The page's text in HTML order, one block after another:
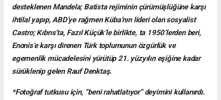
desteklenen Mandela; Batista rejiminin çürümüşlüğüne karşı
ihtilal yapıp, ABD’ye rağmen Küba’nın lideri olan sosyalist
Castro; Kıbrıs’ta, Fazıl Küçük’le birlikte, ta 1950’lerden beri,
Enonis’e karşı direnen Türk toplumunun özgürlük ve
egemenlik mücadelesini yürütüp 21. yüzyılın eşiğine kadar
sürüklenip gelen Rauf Denktaş.
*Fotoğraf tutkusu için, “beni rahatlatıyor” deyimini kullanırdı.